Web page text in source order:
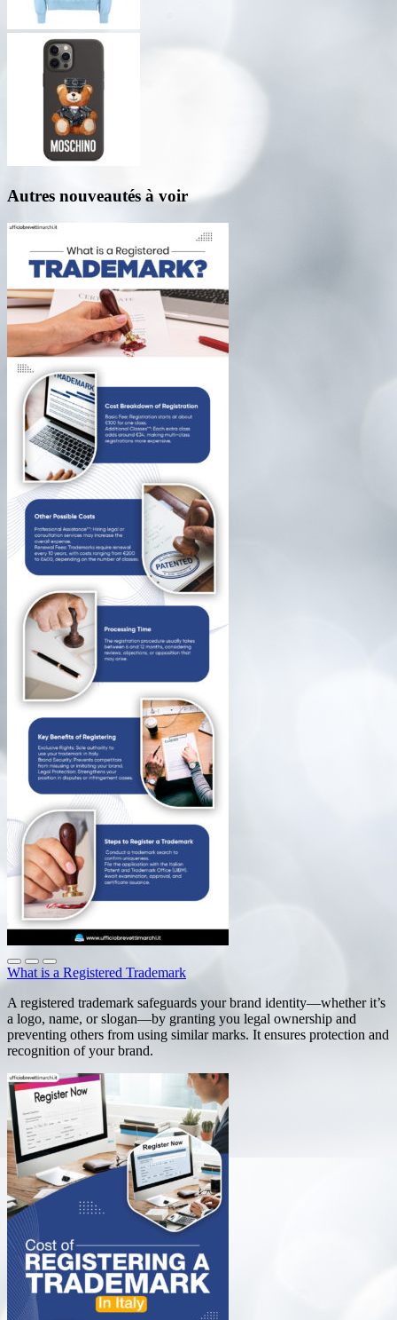
Autres nouveautés à voir
What is a Registered Trademark
A registered trademark safeguards your brand identity—whether it’s
a logo, name, or slogan—by granting you legal ownership and
preventing others from using similar marks. It ensures protection and
recognition of your brand.